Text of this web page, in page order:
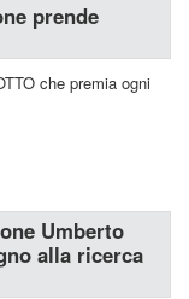
prende
che premia ogni
Umberto
alla ricerca